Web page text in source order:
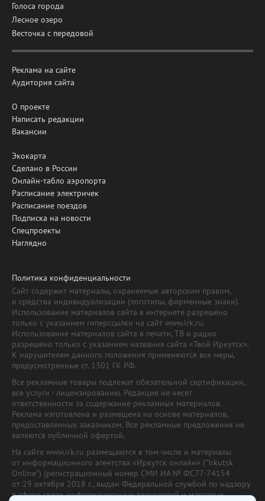
Голоса города
Лесное озеро
Весточка с передовой
Реклама на сайте
Аудитория сайта
О проекте
Написать редакции
Вакансии
Экокарта
Сделано в России
Онлайн-табло аэропорта
Расписание электричек
Расписание поездов
Подписка на новости
Спецпроекты
Наглядно
Политика конфиденциальности
Сайт содержит материалы, охраняемые авторским правом,
и средства индивидуализации (логотипы, фирменные знаки).
Использование материалов сайта в интернете разрешено
только с указанием гиперссылки на сайт www.irk.ru.
Использование материалов сайта в печати, ТВ и радио
разрешено только с указанием названия сайта «Твой Иркутск».
К нарушителям данного положения применяются все меры,
предусмотренные ст. 1301 ГК РФ.
Все рекламные товары подлежат обязательной сертификации,
все услуги - лицензированию. Редакция не несет
ответственности за содержание рекламных материалов.
Реклама изготовлена и размещена на основе материалов,
предоставленных заказчиком. Все рекламные предложения не
являются публичной офертой.
На сайте www.irk.ru размещаются в том числе и материалы
от информационного агентства «Иркутск онлайн» ("Irkutsk
Online") (регистрационный номер СМИ ИА № ФС77-74154
от 29 октября 2018 г., выдан Федеральной службой по надзору
в сфере связи, информационных технологий и массовых